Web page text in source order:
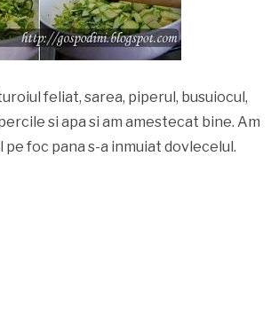
feliat, sarea, piperul, busuiocul,
si apa si am amestecat bine. Am
pe foc pana s-a inmuiat dovlecelul.